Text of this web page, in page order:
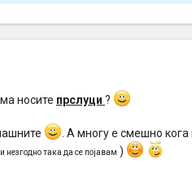
носите прслуци ?
. А многу е смешно
така да се појавам )